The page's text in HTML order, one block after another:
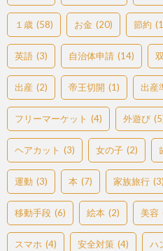
１歳 (58) お金 (20) 節約
英語 (3) 自治体申請 (14)
出産 (2) 帝王切開 (1) 出産
フリーマーケット (4) 外遊び
ヘアカット (3) 女の子 (2)
運動 (3) 本 (7) 家族旅行 (3)
移動手段 (6) 絵本 (2) 美容
スマホ (4) 安全対策 (4) ハ